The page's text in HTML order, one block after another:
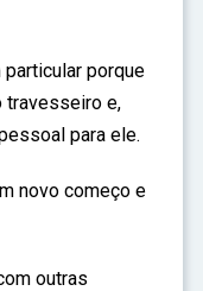
porque
travesseiro e,
para ele.
novo começo e
outras